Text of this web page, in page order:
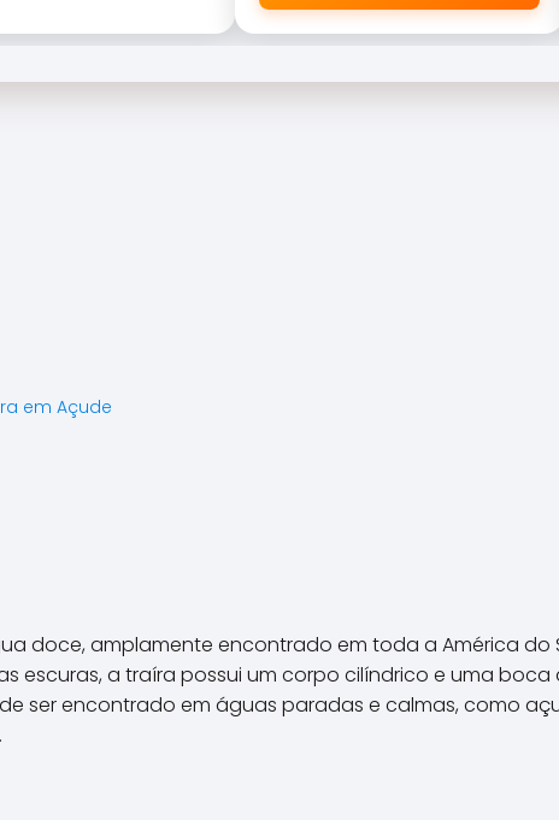
em Açude
doce, amplamente encontrado em toda a América do
escuras, a traíra possui um corpo cilíndrico e uma boca
ser encontrado em águas paradas e calmas, como